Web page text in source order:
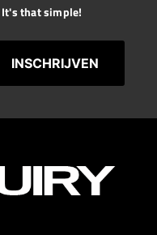
that simple!
INSCHRIJVEN